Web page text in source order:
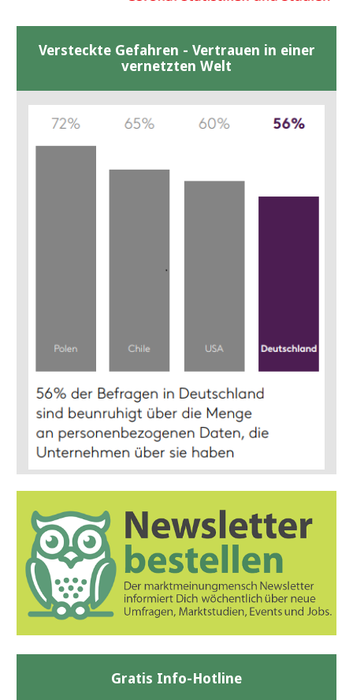
Versteckte Gefahren - Vertrauen in einer
vernetzten Welt
Gratis Info-Hotline